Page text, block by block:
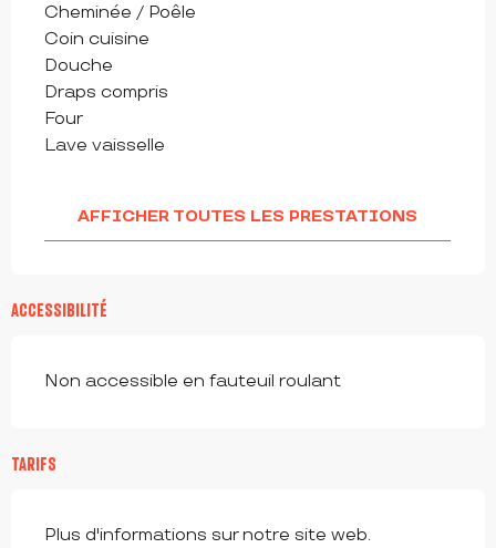
Cheminée / Poêle
Coin cuisine
Douche
Draps compris
Four
Lave vaisselle
AFFICHER TOUTES LES PRESTATIONS
ACCESSIBILITÉ
Non accessible en fauteuil roulant
TARIFS
Plus d'informations sur notre site web.